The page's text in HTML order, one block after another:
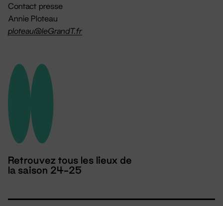
Contact presse
Annie Ploteau
ploteau@leGrandT.fr
Retrouvez tous les lieux de
la saison 24-25